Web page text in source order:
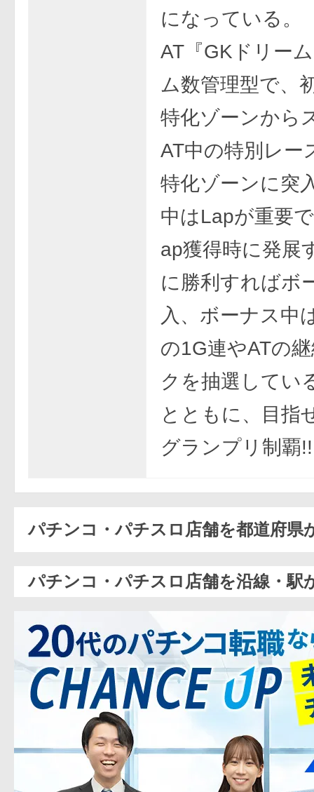
になっている。
AT『GKドリー
ム数管理型で、
特化ゾーンから
AT中の特別レー
特化ゾーンに突
中はLapが重要
ap獲得時に発展
に勝利すればボ
入、ボーナス中
の1G連やATの
クを抽選してい
とともに、目指
グランプリ制覇!!
パチンコ・パチスロ店舗を都道府県
パチンコ・パチスロ店舗を沿線・駅